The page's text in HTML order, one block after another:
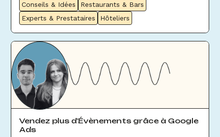
Conseils & Idées
Restaurants & Bars
Experts & Prestataires
Hôteliers
Vendez plus d'Évènements grâce à Google
Ads